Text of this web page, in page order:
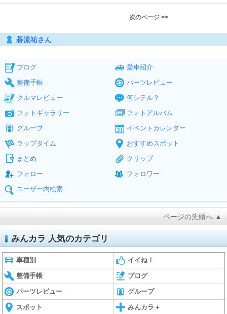
次のページ >>
碁流祐さん
ブログ
愛車紹介
整備手帳
パーツレビュー
クルマレビュー
何シテル？
フォトギャラリー
フォトアルバム
グループ
イベントカレンダー
ラップタイム
おすすめスポット
まとめ
クリップ
フォロー
フォロワー
ユーザー内検索
ページの先頭へ ▲
みんカラ 人気のカテゴリ
車種別 イイね！
整備手帳 ブログ
パーツレビュー グループ
スポット みんカラ＋